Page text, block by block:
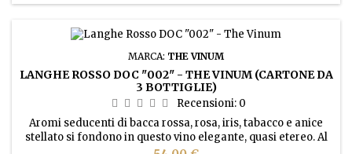
MARCA: THE VINUM
LANGHE ROSSO DOC "002" - THE VINUM (CARTONE DA
3 BOTTIGLIE)
Recensioni: 0
Aromi seducenti di bacca rossa, rosa, iris, tabacco e anice
stellato si fondono in questo vino elegante, quasi etereo. Al
palato sentori di ciliegia, confettura di fragola e una nota di